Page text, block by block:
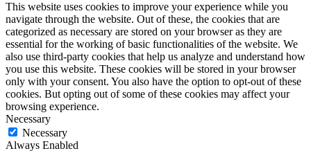
This website uses cookies to improve your experience while you
navigate through the website. Out of these, the cookies that are
categorized as necessary are stored on your browser as they are
essential for the working of basic functionalities of the website. We
also use third-party cookies that help us analyze and understand how
you use this website. These cookies will be stored in your browser
only with your consent. You also have the option to opt-out of these
cookies. But opting out of some of these cookies may affect your
browsing experience.
Necessary
Necessary
Always Enabled